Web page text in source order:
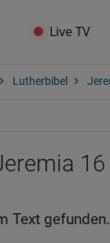
Live TV
Lutherbibel
16
Text gefunden.